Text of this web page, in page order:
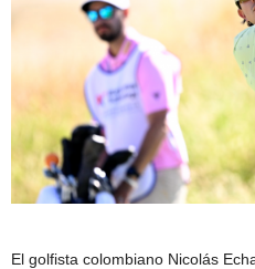
El golfista colombiano Nicolás